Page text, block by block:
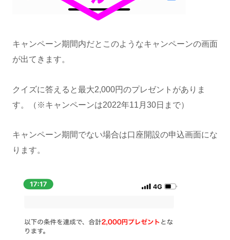
キャンペーン期間内だとこのようなキャンペーンの画面
が出てきます。
クイズに答えると最大2,000円のプレゼントがありま
す。（※キャンペーンは2022年11月30日まで）
キャンペーン期間でない場合は口座開設の申込画面にな
ります。